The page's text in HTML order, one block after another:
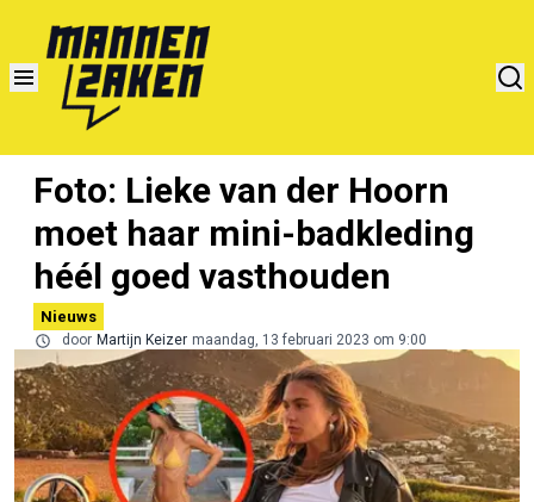
Foto: Lieke van der Hoorn
moet haar mini-badkleding
héél goed vasthouden
Nieuws
door Martijn Keizer maandag, 13 februari 2023 om 9:00